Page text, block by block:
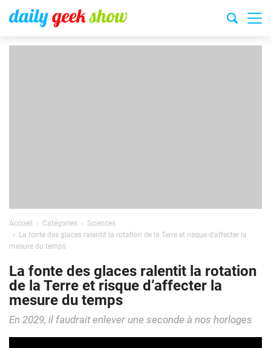
Accueil Catégories
Sciences
La fonte des glaces ralentit la rotation de la Terre et risque d’affecter la
mesure du temps
La fonte des glaces ralentit la rotation
de la Terre et risque d’affecter la
mesure du temps
En 2029, il faudrait enlever une seconde à nos horloges